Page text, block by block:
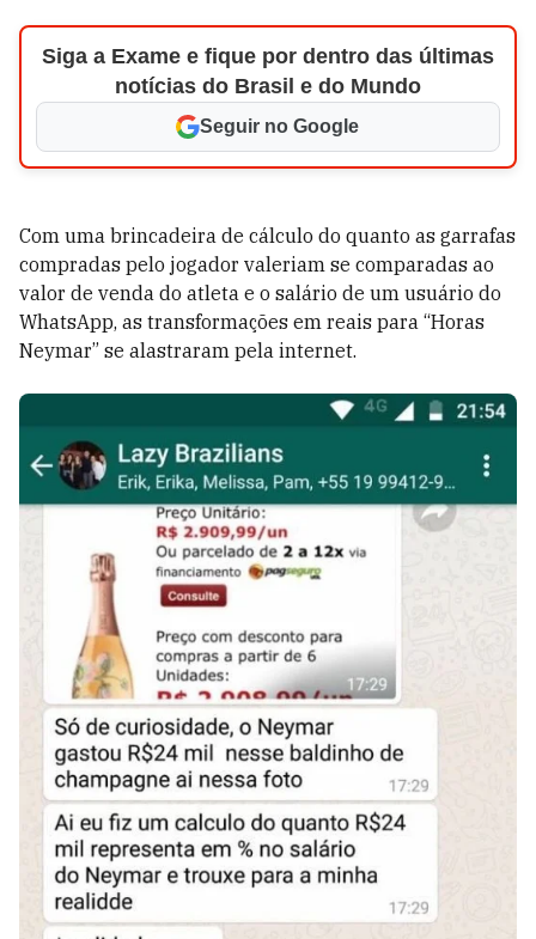
Siga a Exame e fique por dentro das últimas
notícias do Brasil e do Mundo
Seguir no Google
Com uma brincadeira de cálculo do quanto as garrafas
compradas pelo jogador valeriam se comparadas ao
valor de venda do atleta e o salário de um usuário do
WhatsApp, as transformações em reais para “Horas
Neymar” se alastraram pela internet.